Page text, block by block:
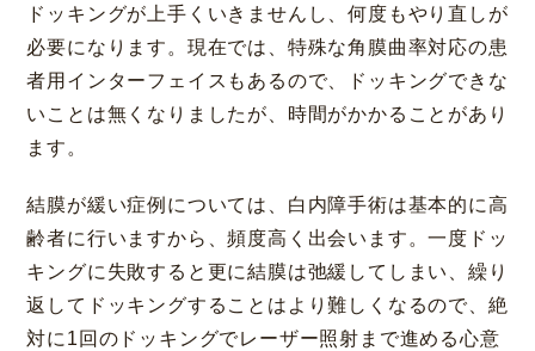
ドッキングが上手くいきませんし、何度もやり直しが
必要になります。現在では、特殊な角膜曲率対応の患
者用インターフェイスもあるので、ドッキングできな
いことは無くなりましたが、時間がかかることがあり
ます。
結膜が緩い症例については、白内障手術は基本的に高
齢者に行いますから、頻度高く出会います。一度ドッ
キングに失敗すると更に結膜は弛緩してしまい、繰り
返してドッキングすることはより難しくなるので、絶
対に1回のドッキングでレーザー照射まで進める心意
福岡 飯塚